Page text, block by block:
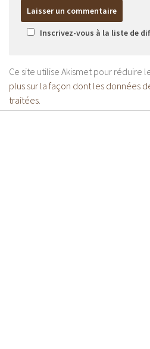
Inscrivez-vous à la liste de
Ce site utilise Akismet pour réduire
plus sur la façon dont les données
traitées